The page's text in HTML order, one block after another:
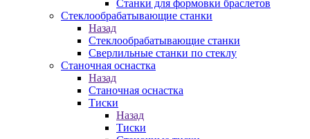
Станки для формовки браслетов
Стеклообрабатывающие станки
Назад
Стеклообрабатывающие станки
Сверлильные станки по стеклу
Станочная оснастка
Назад
Станочная оснастка
Тиски
Назад
Тиски